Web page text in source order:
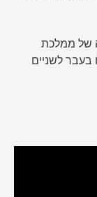
של ממלכת
בעבר לשניים